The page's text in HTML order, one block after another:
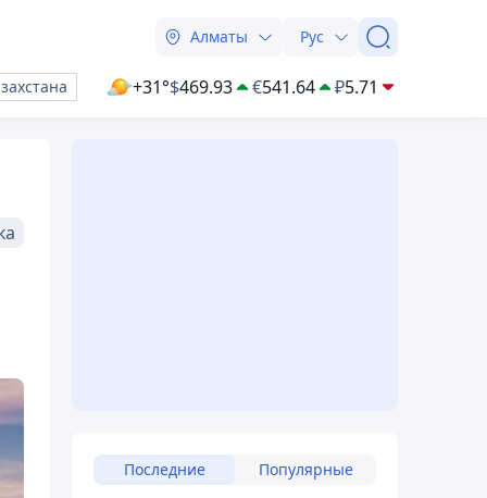
Алматы Рус
+31°$469.93 €541.64 ₽5.71
Последние Популярные